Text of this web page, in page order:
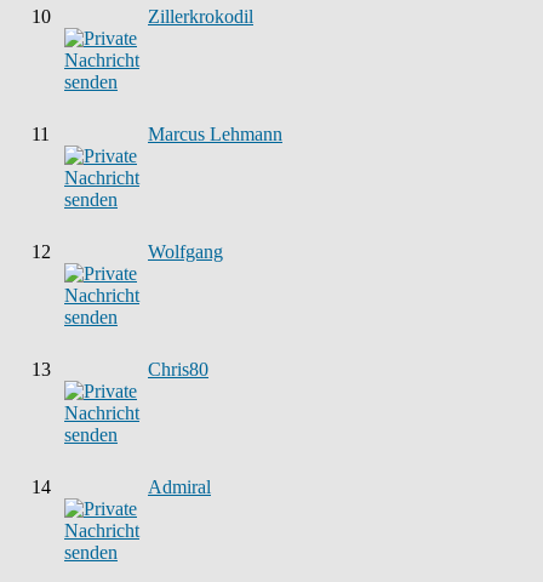
10 Zillerkrokodil
11 Marcus Lehmann
12 Wolfgang
13 Chris80
14 Admiral